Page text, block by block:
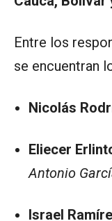
Entre los
se encuentran
Nicolás
Eliecer
Antonio
Israel